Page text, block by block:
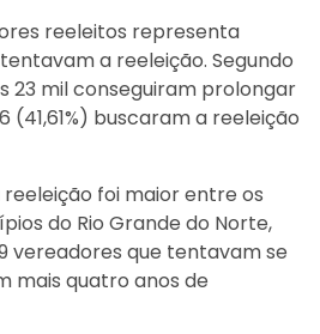
reeleitos representa
a reeleição. Segundo
23 mil conseguiram prolongar
(41,61%) buscaram a reeleição
foi maior entre os
do Rio Grande do Norte,
vereadores que tentavam se
mais quatro anos de